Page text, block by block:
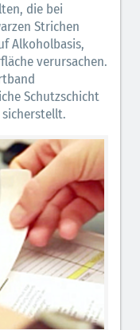
die bei
Strichen
Alkoholbasis,
verursachen.
Schutzschicht